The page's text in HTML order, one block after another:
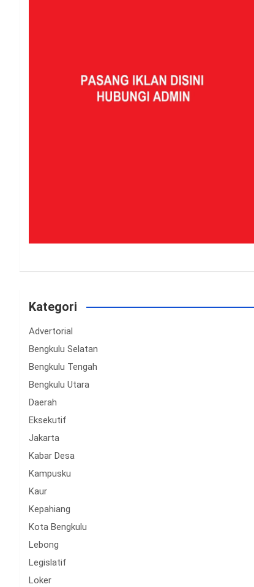
Kategori
Advertorial
Bengkulu Selatan
Bengkulu Tengah
Bengkulu Utara
Daerah
Eksekutif
Jakarta
Kabar Desa
Kampusku
Kaur
Kepahiang
Kota Bengkulu
Lebong
Legislatif
Loker